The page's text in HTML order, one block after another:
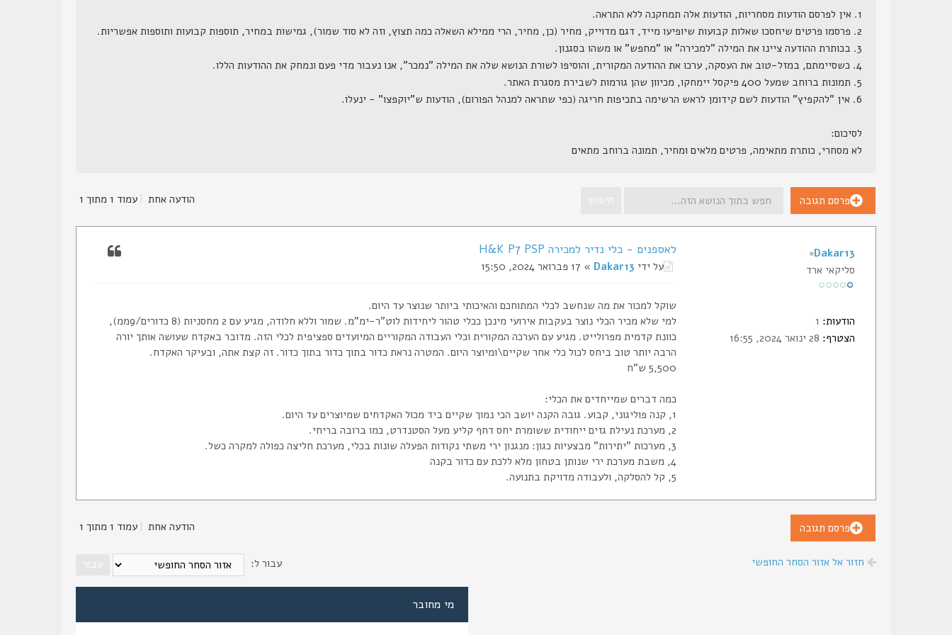
1. אין לפרסם הודעות מסחריות, הודעות אלה תמחקנה ללא התראה.
2. פרסמו פרטים שיחסכו שאלות קבועות שיופיעו מייד, דגם מדוייק, מחיר (כן, מחיר, הרי ממילא השאלה כמה תצוץ, וזה לא סוד שמור), גמישות במחיר, תוספות קבועות ותוספות אפשריות.
3. בכותרת ההודעה ציינו את המילה "למכירה" או "מחפש" או משהו בסגנון.
4. כשסיימתם, במזל-טוב את העסקה, ערכו את ההודעה המקורית, והוסיפו לשורת הנושא שלה את המילה "נמכר", אנו נעבור מדי פעם ונמחק את ההודעות הללו.
5. תמונות ברוחב שמעל 400 פיקסל יימחקו, מכיוון שהן גורמות לשבירת מסגרת האתר.
6. אין "להקפיץ" הודעות לשם קידומן לראש הרשימה בתכיפות חריגה (כפי שתראה למנהל הפורום), הודעות ש"יוקפצו" - ינעלו.
לסיכום:
לא מסחרי, כותרת מתאימה, פרטים מלאים ומחיר, תמונה ברוחב מתאים
פרסם תגובה הודעה אחת | עמוד 1 מתוך 1
לאספנים - כלי נדיר למכירה H&K P7 PSP
על ידי Dakar13 » 17 פברואר 2024, 15:50
שוקל למכור את מה שנחשב לכלי המתוחכם והאיכותי ביותר שנוצר עד היום.
למי שלא מכיר הכלי נוצר בעקבות אירועי מינכן ככלי טהור ליחידות לוט"ר-ימ"מ. שמור וללא חלודה, מגיע עם 2 מחסניות (8 כדורים/9ממ),
כוונת קדמית מפרולייט. מגיע עם הערכה המקורית וכלי העבודה המקוריים המיועדים ספציפית לכלי הזה. מדובר באקדח שעושה אותך יורה
הרבה יותר טוב ביחס לכול כלי אחר שקיים\ומיוצר היום. המטרה נראת כדור בתוך כדור בתוך כדור. זה קצת אתה, ובעיקר האקדח.
5,500 ש"ח
כמה דברים שמייחדים את הכלי:
1, קנה פוליגוני, קבוע. גובה הקנה יושב הכי נמוך שקיים ביד מכול האקדחים שמיוצרים עד היום.
2, מערכת נעילת גזים ייחודית ששומרת יחס דחף קליע מעל הסטנדרט, כמו ברובה בריחי.
3, מערכות "יתירות" מבצעיות כגון: מנגנון ירי משתי נקודות הפעלה שונות בכלי, מערכת חליצה כפולה למקרה כשל.
4, משבת מערכת ירי שנותן בטחון מלא ללכת עם כדור בקנה
5, קל להסלקה, ולעבודה מדויקת בתנועה.
Dakar13
סליקאי ארד
הודעות:
הצטרף:
פרסם תגובה הודעה אחת | עמוד 1 מתוך 1
חזור אל אזור הסחר החופשי עבור ל:
מי מחובר